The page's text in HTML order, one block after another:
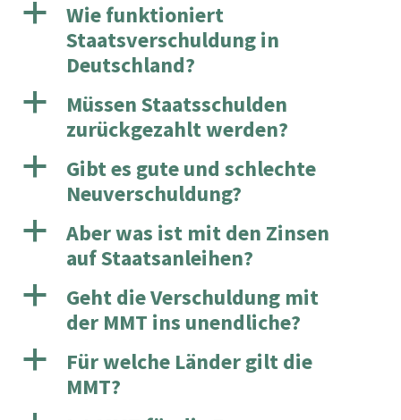
a
Wie funktioniert
Staatsverschuldung in
Deutschland?
a
Müssen Staatsschulden
zurückgezahlt werden?
a
Gibt es gute und schlechte
Neuverschuldung?
a
Aber was ist mit den Zinsen
auf Staatsanleihen?
a
Geht die Verschuldung mit
der MMT ins unendliche?
a
Für welche Länder gilt die
MMT?